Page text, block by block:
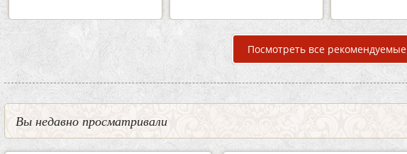
Посмотреть все рекомендуемые
Вы недавно просматривали